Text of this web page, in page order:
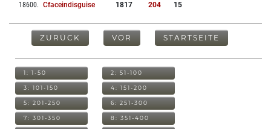
18600. Cfaceindisguise 1817 204 15
ZURÜCK VOR STARTSEITE
1: 1-50 2: 51-100
3: 101-150 4: 151-200
5: 201-250 6: 251-300
7: 301-350 8: 351-400